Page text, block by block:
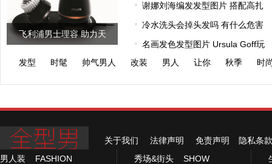
飞利浦男士理容 助力天
谢娜刘海编发发型图片 搭配高扎
冷水洗头会掉头发吗 有什么危害
名画发色发型图片 Ursula Goff玩
发型
时髦 帅气男人 改装 男人 让你 秋季 时
关于我们 法律声明 免责声明
隐私条款
男人装 FASHION
秀场&街头 SHOW